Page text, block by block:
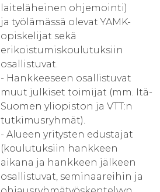
laiteläheinen ohjemointi)
ja työlämässä olevat YAMK-
opiskelijat sekä
erikoistumiskoulutuksiin
osallistuvat.
- Hankkeeseen osallistuvat
muut julkiset toimijat (mm. Itä-
Suomen yliopiston ja VTT:n
tutkimusryhmät).
- Alueen yritysten edustajat
(koulutuksiin hankkeen
aikana ja hankkeen jälkeen
osallistuvat, seminaareihin ja